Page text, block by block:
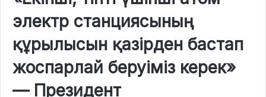
электр станциясының
құрылысын қазірден бастап
жоспарлай беруіміз керек»
— Президент